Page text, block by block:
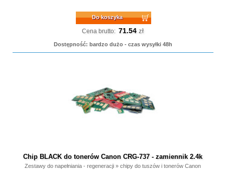
Do koszyka
Cena brutto: 71.54 zł
Dostępność: bardzo dużo - czas wysyłki 48h
Chip BLACK do tonerów Canon CRG-737 - zamiennik 2.4k
Zestawy do napełniania - regeneracji »chipy do tuszów i tonerów Canon